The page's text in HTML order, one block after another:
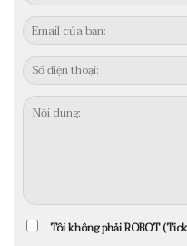
Tôi không phải ROBOT